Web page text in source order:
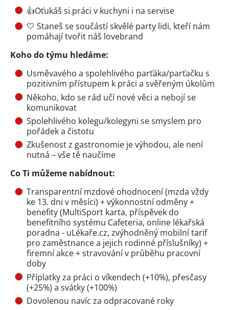
👍Oťukáš si práci v kuchyni i na servise
🤍 Staneš se součástí skvělé party lidi, kteří nám
pomáhají tvořit náš lovebrand
Koho do týmu hledáme:
Usměvavého a spolehlivého parťáka/parťačku s
pozitivním přístupem k práci a svěřeným úkolům
Někoho, kdo se rád učí nové věci a nebojí se
komunikovat
Spolehlivého kolegu/kolegyni se smyslem pro
pořádek a čistotu
Zkušenost z gastronomie je výhodou, ale není
nutná – vše tě naučíme
Co Ti můžeme nabídnout:
Transparentní mzdové ohodnocení (mzda vždy
ke 13. dni v měsíci) + výkonnostní odměny +
benefity (MultiSport karta, příspěvek do
benefitního systému Cafeteria, online lékařská
poradna - uLékaře.cz, zvýhodněný mobilní tarif
pro zaměstnance a jejich rodinné příslušníky) +
firemní akce + stravování v průběhu pracovní
doby
Příplatky za práci o víkendech (+10%), přesčasy
(+25%) a svátky (+100%)
Dovolenou navíc za odpracované roky